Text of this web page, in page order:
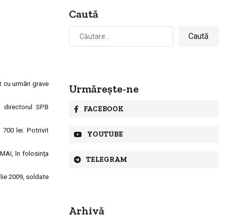
urmări grave
SPB
700 lei. Potrivit
în folosinţa
2009, soldate
Caută
Caută
după:
Urmărește-ne
FACEBOOK
YOUTUBE
TELEGRAM
Arhivă